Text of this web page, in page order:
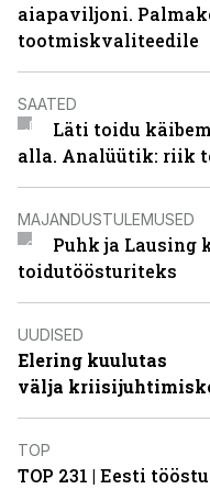
aiapaviljoni.
tootmiskvaliteedile
SAATED
Läti toidu
alla. Analüütik: riik
MAJANDUSTULEMUSED
Puhk ja Lausing
toidutöösturiteks
UUDISED
Elering kuulutas
välja
TOP
TOP 231 | Eesti